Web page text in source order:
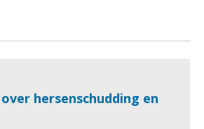
hersenschudding en